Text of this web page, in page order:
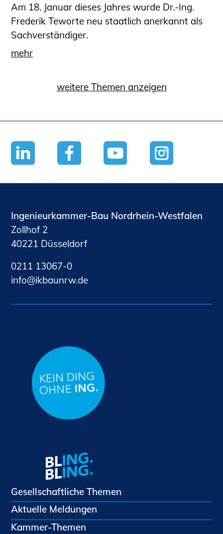
Am 18. Januar dieses Jahres wurde Dr.-Ing.
Frederik Teworte neu staatlich anerkannt als
Sachverständiger.
mehr
weitere Themen anzeigen
Ingenieurkammer-Bau Nordrhein-Westfalen
Zollhof 2
40221 Düsseldorf
0211 13067-0
nf
kb nrwd
Gesellschaftliche Themen
Aktuelle Meldungen
Kammer-Themen